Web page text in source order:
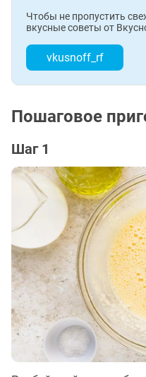
Чтобы не пропустить
вкусные советы от
vkusnoff_rf
Пошаговое
Шаг 1